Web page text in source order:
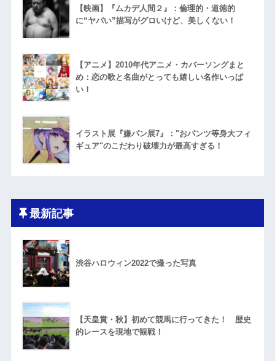
【映画】『ムカデ人間２』：倫理的・道徳的
に“ヤバい”描写がグロいけど、美しくない！
【アニメ】2010年代アニメ・カバーソングまと
め：恋の歌と名曲がとっても嬉しい名作いっぱ
い！
イラスト展『嫌パン展7』："おパンツ等身大フィ
ギュア"のこだわり破壊力が最高すぎる！
最新記事
渋谷ハロウィン2022で撮った写真
【天皇賞・秋】初めて競馬に行ってきた！ 歴史
的レースを現地で観戦！